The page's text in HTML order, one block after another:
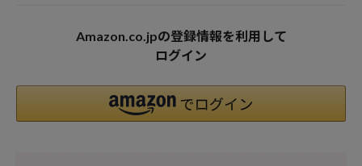
Amazon.co.jpの登録情報を利用して
ログイン